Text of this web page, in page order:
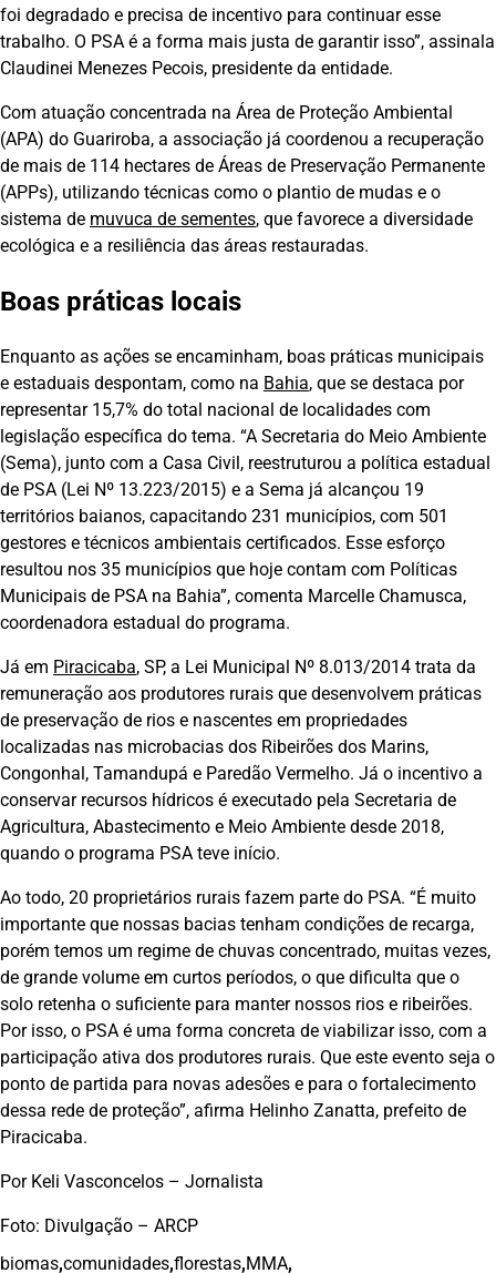
foi degradado e precisa de incentivo para continuar esse
trabalho. O PSA é a forma mais justa de garantir isso”, assinala
Claudinei Menezes Pecois, presidente da entidade.
Com atuação concentrada na Área de Proteção Ambiental
(APA) do Guariroba, a associação já coordenou a recuperação
de mais de 114 hectares de Áreas de Preservação Permanente
(APPs), utilizando técnicas como o plantio de mudas e o
sistema de muvuca de sementes, que favorece a diversidade
ecológica e a resiliência das áreas restauradas.
Boas práticas locais
Enquanto as ações se encaminham, boas práticas municipais
e estaduais despontam, como na Bahia, que se destaca por
representar 15,7% do total nacional de localidades com
legislação específica do tema. “A Secretaria do Meio Ambiente
(Sema), junto com a Casa Civil, reestruturou a política estadual
de PSA (Lei Nº 13.223/2015) e a Sema já alcançou 19
territórios baianos, capacitando 231 municípios, com 501
gestores e técnicos ambientais certificados. Esse esforço
resultou nos 35 municípios que hoje contam com Políticas
Municipais de PSA na Bahia”, comenta Marcelle Chamusca,
coordenadora estadual do programa.
Já em Piracicaba, SP, a Lei Municipal Nº 8.013/2014 trata da
remuneração aos produtores rurais que desenvolvem práticas
de preservação de rios e nascentes em propriedades
localizadas nas microbacias dos Ribeirões dos Marins,
Congonhal, Tamandupá e Paredão Vermelho. Já o incentivo a
conservar recursos hídricos é executado pela Secretaria de
Agricultura, Abastecimento e Meio Ambiente desde 2018,
quando o programa PSA teve início.
Ao todo, 20 proprietários rurais fazem parte do PSA. “É muito
importante que nossas bacias tenham condições de recarga,
porém temos um regime de chuvas concentrado, muitas vezes,
de grande volume em curtos períodos, o que dificulta que o
solo retenha o suficiente para manter nossos rios e ribeirões.
Por isso, o PSA é uma forma concreta de viabilizar isso, com a
participação ativa dos produtores rurais. Que este evento seja o
ponto de partida para novas adesões e para o fortalecimento
dessa rede de proteção”, afirma Helinho Zanatta, prefeito de
Piracicaba.
Por Keli Vasconcelos – Jornalista
Foto: Divulgação – ARCP
biomas,comunidades,florestas,MMA,